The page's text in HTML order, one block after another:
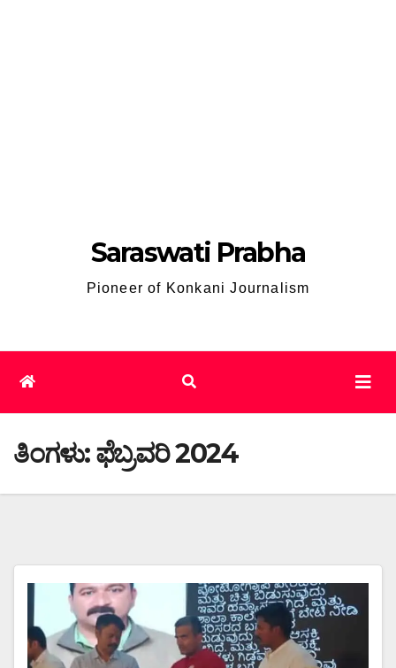
Saraswati Prabha
Pioneer of Konkani Journalism
ತಿಂಗಳು:ಫೆಬ್ರವರಿ 2024